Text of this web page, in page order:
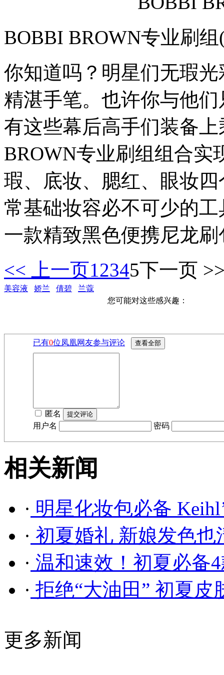
BOBBI BROWN专业刷组
你知道吗？明星们无瑕
精湛手笔。也许你与他
有这些幕后高手们装备
BROWN专业刷组组合实
瑕、底妆、腮红、眼妆
常基础妆容必不可少的
一款精致黑色便携尼龙刷
<< 上一页12345下一页
美容液 娇兰 倩碧
兰蔻
您可能对这些感兴趣：
已有0位凤凰网友参与评论
匿名
用户名
密码
相关新闻
· 明星化妆包必备
· 初夏婚礼 新娘发色也
· 温和速效！初夏必备
· 拒绝“大油田” 初夏皮
更多新闻